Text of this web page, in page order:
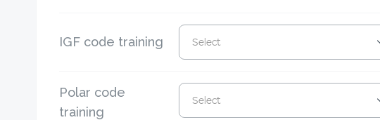
IGF code training Select
Polar code
training
Select